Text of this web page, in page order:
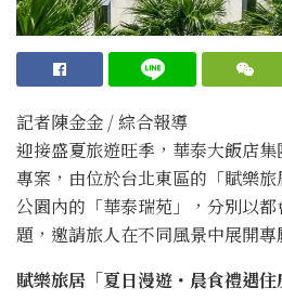
記者陳金金 / 綜合報導
迎接盛夏旅遊旺季，華泰大飯店
專案，由位於台北東區的「賦樂
公園內的「華泰瑞苑」，分別以
題，邀請旅人在不同風景中展開專
賦樂旅居「夏日漫遊・晨食禮遇住